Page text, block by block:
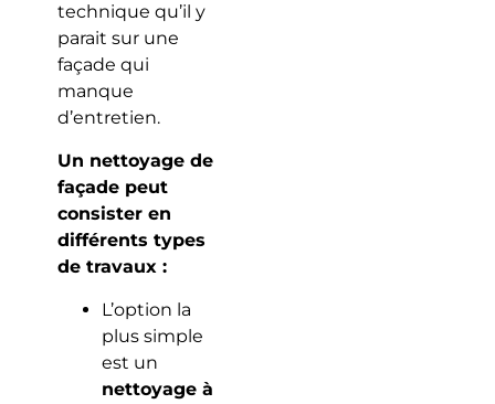
technique qu’il y
parait sur une
façade qui
manque
d’entretien.
Un nettoyage de
façade peut
consister en
différents types
de travaux :
L’option la
plus simple
est un
nettoyage à